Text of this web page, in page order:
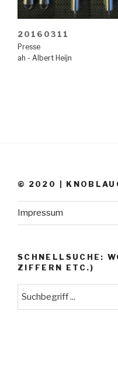
20160311
Presse
ah - Albert Heijn
© 2020 |
Impressum
SCHNELLSUCHE:
ZIFFERN ETC.)